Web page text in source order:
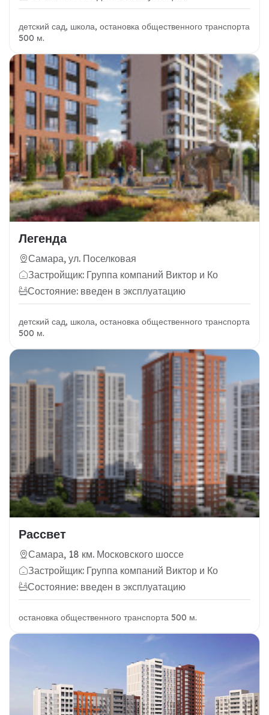
детский сад, школа, остановка общественного транспорта
500 м.
Легенда
Самара, ул. Поселковая
Застройщик: Группа компаний Виктор и Ко
Состояние: введен в эксплуатацию
детский сад, школа, остановка общественного транспорта
500 м.
Рассвет
Самара, 18 км. Московского шоссе
Застройщик: Группа компаний Виктор и Ко
Состояние: введен в эксплуатацию
остановка общественного транспорта 500 м.